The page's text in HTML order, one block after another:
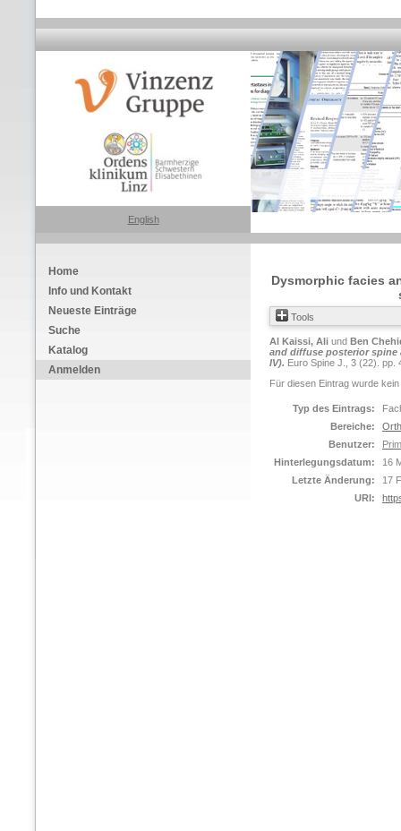
English
Home
Info und Kontakt
Neueste Einträge
Suche
Katalog
Anmelden
Dysmorphic facies
Tools
Al Kaissi, Ali und Ben
and diffuse posterior
IV). Euro Spine J., 3 (22). pp.
Für diesen Eintrag wurde
Typ des Eintrags:
Bereiche:
Benutzer:
Hinterlegungsdatum:
16
Letzte Änderung:
17
URI: